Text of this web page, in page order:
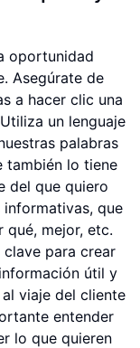
oportunidad
Asegúrate de
a hacer clic una
un lenguaje
palabras
también lo tiene
del que quiero
informativas, que
qué, mejor, etc.
para crear
útil y
viaje del cliente
entender
lo que quieren